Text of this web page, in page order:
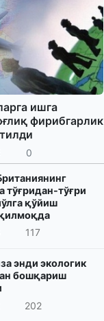
ишга
фирибгарлик
0
тўғридан-тўғри
қўйиш
117
энди экологик
бошқариш
202